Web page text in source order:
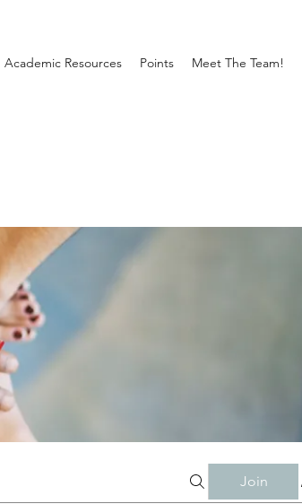
Academic Resources Points Meet The Team!
Join